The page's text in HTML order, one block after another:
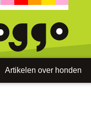
Artikelen over honden